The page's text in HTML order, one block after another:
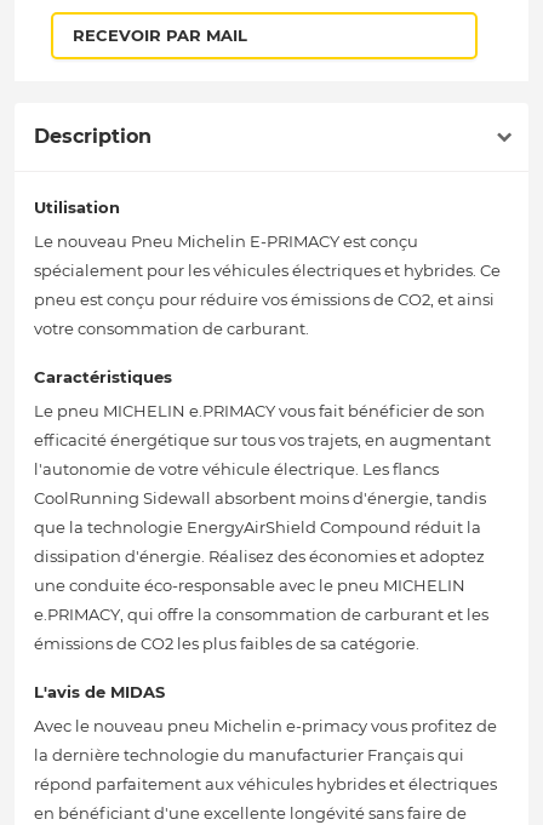
RECEVOIR PAR MAIL
Description
Utilisation
Le nouveau Pneu Michelin E-PRIMACY est conçu
spécialement pour les véhicules électriques et hybrides. Ce
pneu est conçu pour réduire vos émissions de CO2, et ainsi
votre consommation de carburant.
Caractéristiques
Le pneu MICHELIN e.PRIMACY vous fait bénéficier de son
efficacité énergétique sur tous vos trajets, en augmentant
l'autonomie de votre véhicule électrique. Les flancs
CoolRunning Sidewall absorbent moins d'énergie, tandis
que la technologie EnergyAirShield Compound réduit la
dissipation d'énergie. Réalisez des économies et adoptez
une conduite éco-responsable avec le pneu MICHELIN
e.PRIMACY, qui offre la consommation de carburant et les
émissions de CO2 les plus faibles de sa catégorie.
L'avis de MIDAS
Avec le nouveau pneu Michelin e-primacy vous profitez de
la dernière technologie du manufacturier Français qui
répond parfaitement aux véhicules hybrides et électriques
en bénéficiant d'une excellente longévité sans faire de